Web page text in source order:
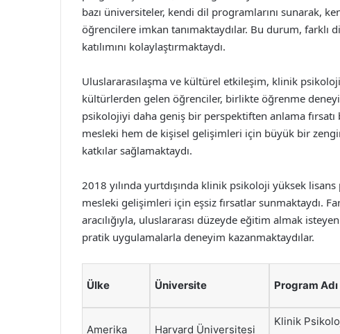
bazı üniversiteler, kendi dil programlarını sunarak,
öğrencilere imkan tanımaktaydılar. Bu durum,
katılımını kolaylaştırmaktaydı.
Uluslararasılaşma ve kültürel etkileşim, klinik
kültürlerden gelen öğrenciler, birlikte öğrenme
psikolojiyi daha geniş bir perspektiften anlama
mesleki hem de kişisel gelişimleri için büyük bir
katkılar sağlamaktaydı.
2018 yılında yurtdışında klinik psikoloji yüksek
mesleki gelişimleri için eşsiz fırsatlar sunmaktaydı.
aracılığıyla, uluslararası düzeyde eğitim almak
pratik uygulamalarla deneyim kazanmaktaydılar.
Ülke Üniversite Program Adı
Amerika Harvard Üniversitesi
Klinik